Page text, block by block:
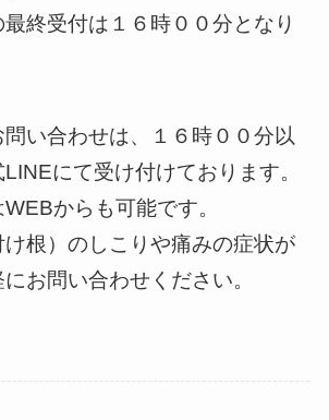
終受付は１６時００分となり
い合わせは、１６時００分以
にて受け付けております。
からも可能です。
根）のしこりや痛みの症状が
お問い合わせください。